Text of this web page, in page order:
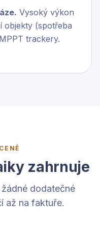
Vysoký výkon
objekty (spotřeba
trackery.
zahrnuje
žádné dodatečné
až na faktuře.